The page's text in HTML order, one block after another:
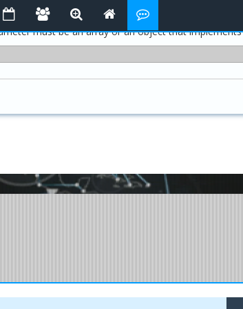
must be an array or an object that